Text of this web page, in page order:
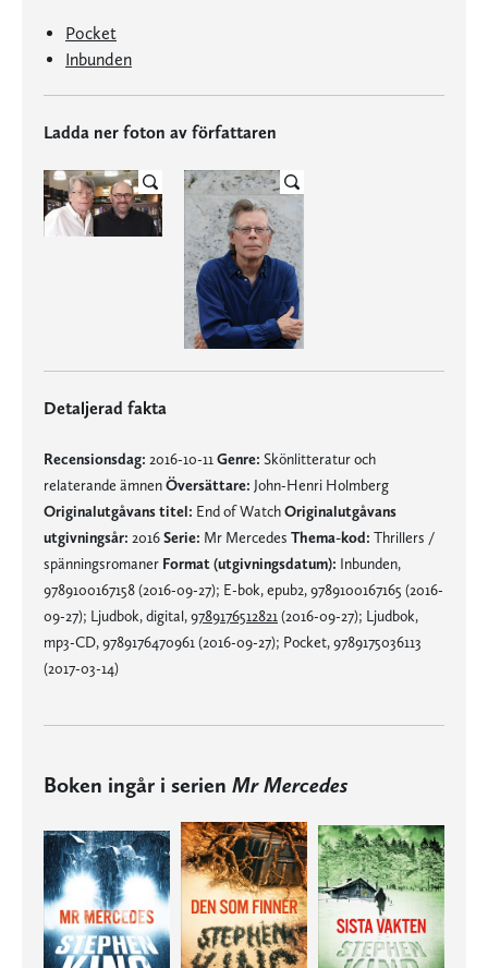
Pocket
Inbunden
Ladda ner foton av författaren
Detaljerad fakta
Recensionsdag: 2016-10-11 Genre: Skönlitteratur och
relaterande ämnenÖversättare: John-Henri Holmberg
Originalutgåvans titel: End of WatchOriginalutgåvans
utgivningsår: 2016Serie: Mr Mercedes Thema-kod: Thrillers /
spänningsromaner Format (utgivningsdatum): Inbunden,
9789100167158 (2016-09-27); E-bok, epub2, 9789100167165 (2016-
09-27); Ljudbok, digital,9789176512821 (2016-09-27); Ljudbok,
mp3-CD, 9789176470961 (2016-09-27); Pocket, 9789175036113
(2017-03-14)
Boken ingår i serien Mr Mercedes